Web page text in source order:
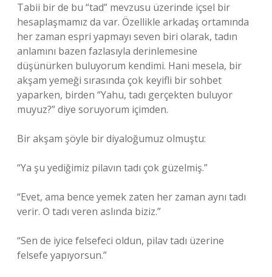
Tabii bir de bu “tad” mevzusu üzerinde içsel bir
hesaplaşmamız da var. Özellikle arkadaş ortamında
her zaman espri yapmayı seven biri olarak, tadın
anlamını bazen fazlasıyla derinlemesine
düşünürken buluyorum kendimi. Hani mesela, bir
akşam yemeği sırasında çok keyifli bir sohbet
yaparken, birden “Yahu, tadı gerçekten buluyor
muyuz?” diye soruyorum içimden.
Bir akşam şöyle bir diyaloğumuz olmuştu:
“Ya şu yediğimiz pilavın tadı çok güzelmiş.”
“Evet, ama bence yemek zaten her zaman aynı tadı
verir. O tadı veren aslında biziz.”
“Sen de iyice felsefeci oldun, pilav tadı üzerine
felsefe yapıyorsun.”